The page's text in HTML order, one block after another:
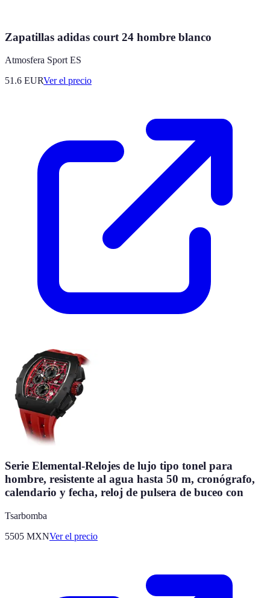
Zapatillas adidas court 24 hombre blanco
Atmosfera Sport ES
51.6 EURVer el precio
Serie Elemental-Relojes de lujo tipo tonel para
hombre, resistente al agua hasta 50 m, cronógrafo,
calendario y fecha, reloj de pulsera de buceo con
Tsarbomba
5505 MXNVer el precio